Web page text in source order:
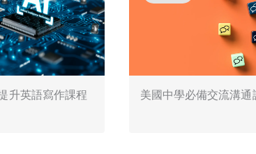
升英語寫作課程 美國中學必備交流溝通